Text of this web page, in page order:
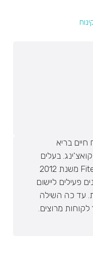
בריא
בעלים
של המרכז לקידום בריאות Fiteat משנת 2012
500 מתאמנים פעילים ליישום
עד כה השילה